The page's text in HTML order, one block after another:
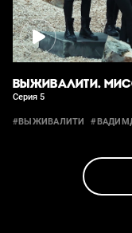
ВЫЖИВАЛИТИ.
Серия 5
#ВЫЖИВАЛИТИ